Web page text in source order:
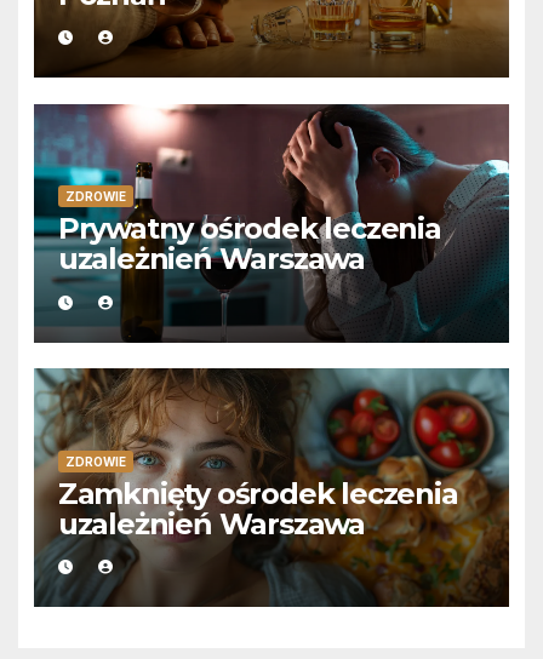
ZDROWIE
Prywatny ośrodek leczenia
uzależnień Warszawa
ZDROWIE
Zamknięty ośrodek leczenia
uzależnień Warszawa